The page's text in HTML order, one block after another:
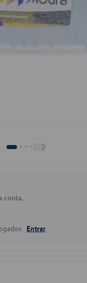
conta.
Entrar